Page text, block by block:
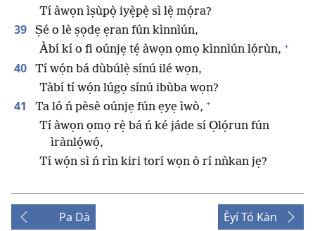
Tí àwọn ìṣùpọ̀ iyẹ̀pẹ̀ sì lẹ̀ mọ́ra?
39
Ṣé o lè ṣọdẹ ẹran fún kìnnìún,
Àbí kí o fi oúnjẹ tẹ́ àwọn ọmọ kìnnìún lọ́rùn, +
40
Tí wọ́n bá dùbúlẹ̀ sínú ilé wọn,
Tàbí tí wọ́n lúgọ sínú ibùba wọn?
41 Ta ló ń pèsè oúnjẹ fún ẹyẹ ìwò, +
Tí àwọn ọmọ rẹ̀ bá ń ké jáde sí Ọlọ́run fún
ìrànlọ́wọ́,
Tí wọ́n sì ń rìn kiri torí wọn ò rí nǹkan jẹ?
Pa Dà Èyí Tó Kàn